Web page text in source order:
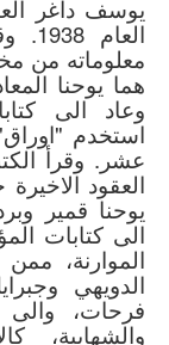
معلوماته من
وعاد الى
استخدم
عشر. وقرأ
العقود
يوحنا قمير
الى كتابات
الموارنة، ممن
الدويهي
فرحات، والى
والشهابية،